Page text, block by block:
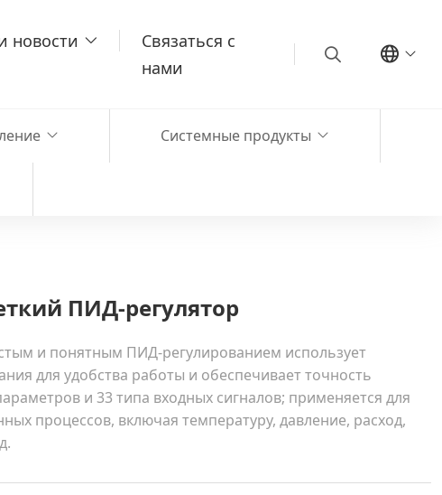
новости
Связаться с
нами
Системные продукты
ПИД-регулятор
и понятным ПИД-регулированием использует
для удобства работы и обеспечивает точность
и 33 типа входных сигналов; применяется для
процессов, включая температуру, давление, расход,